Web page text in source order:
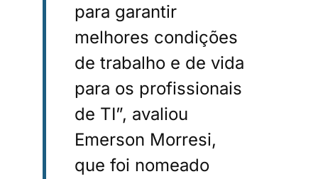
para garantir
melhores condições
de trabalho e de vida
para os profissionais
de TI”, avaliou
Emerson Morresi,
que foi nomeado